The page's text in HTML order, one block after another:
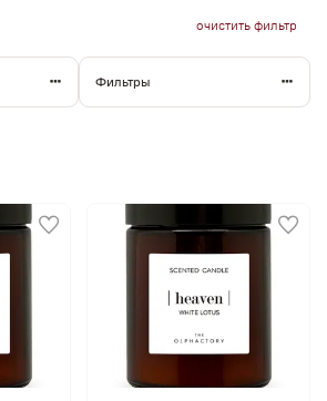
очистить фильтр
Фильтры